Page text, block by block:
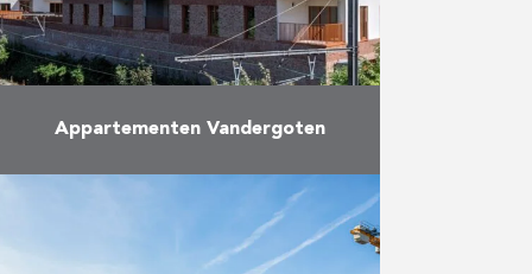
Meer
Appartementen Vandergoten
De eigenaars van de nieuwe
appartementen van Vandergoten
in Laken hebben eind september
hun sleutel ontvangen uit handen